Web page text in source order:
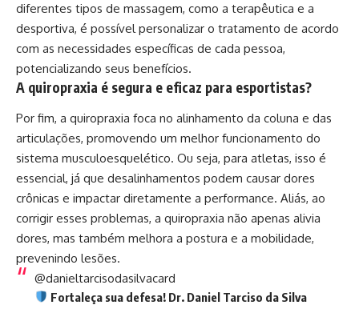
diferentes tipos de massagem, como a terapêutica e a
desportiva, é possível personalizar o tratamento de acordo
com as necessidades específicas de cada pessoa,
potencializando seus benefícios.
A quiropraxia é segura e eficaz para esportistas?
Por fim, a quiropraxia foca no alinhamento da coluna e das
articulações, promovendo um melhor funcionamento do
sistema musculoesquelético. Ou seja, para atletas, isso é
essencial, já que desalinhamentos podem causar dores
crônicas e impactar diretamente a performance. Aliás, ao
corrigir esses problemas, a quiropraxia não apenas alivia
dores, mas também melhora a postura e a mobilidade,
prevenindo lesões.
@danieltarcisodasilvacard
Fortaleça sua defesa! Dr. Daniel Tarciso da Silva